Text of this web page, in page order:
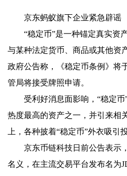
京东蚂蚁旗下企业紧急辟谣
“稳定币”是一种锚定真实资
与某种法定货币、商品或其他资
政府公告称，《稳定币条例》将
管局将接受牌照申请。
受利好消息面影响，“稳定币
热度最高的资产之一，并引来相
上，各种披着“稳定币”外衣吸引
京东币链科技日前公告表示
名义，在主流交易平台发布名为